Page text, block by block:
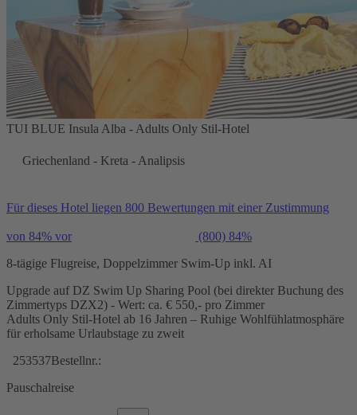
TUI BLUE Insula Alba - Adults Only Stil-Hotel
Griechenland - Kreta - Analipsis
Für dieses Hotel liegen 800 Bewertungen mit einer Zustimmung
von 84% vor (800) 84%
8-tägige Flugreise, Doppelzimmer Swim-Up inkl. AI
Upgrade auf DZ Swim Up Sharing Pool (bei direkter Buchung des
Zimmertyps DZX2) - Wert: ca. € 550,- pro Zimmer
Adults Only Stil-Hotel ab 16 Jahren – Ruhige Wohlfühlatmosphäre
für erholsame Urlaubstage zu zweit
253537Bestellnr.:
Pauschalreise